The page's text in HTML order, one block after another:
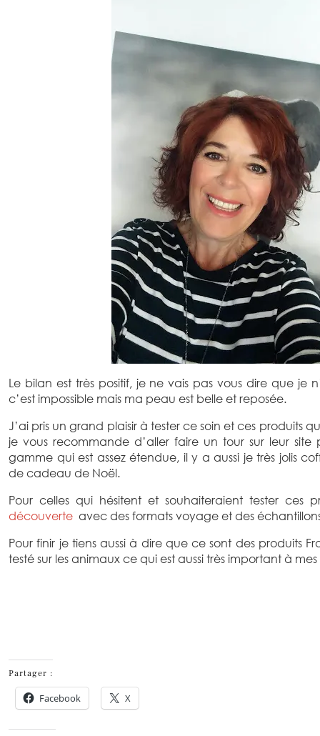
Le bilan est très positif, je ne vais pas vous dire que je
c’est impossible mais ma peau est belle et reposée.
J’ai pris un grand plaisir à tester ce soin et ces produits
je vous recommande d’aller faire un tour sur leur site
gamme qui est assez étendue, il y a aussi je très jolis
de cadeau de Noël.
Pour celles qui hésitent et souhaiteraient tester ces
découverte avec des formats voyage et des
Pour finir je tiens aussi à dire que ce sont des produits
testé sur les animaux ce qui est aussi très important à
Partager :
Facebook X